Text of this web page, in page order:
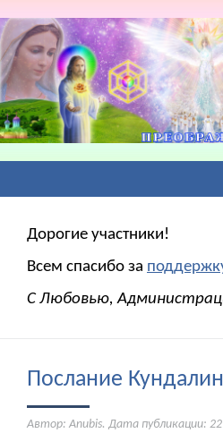
Дорогие участники!
Всем спасибо за
С Любовью,
Послание
Автор: Anubis. Дата публикации: